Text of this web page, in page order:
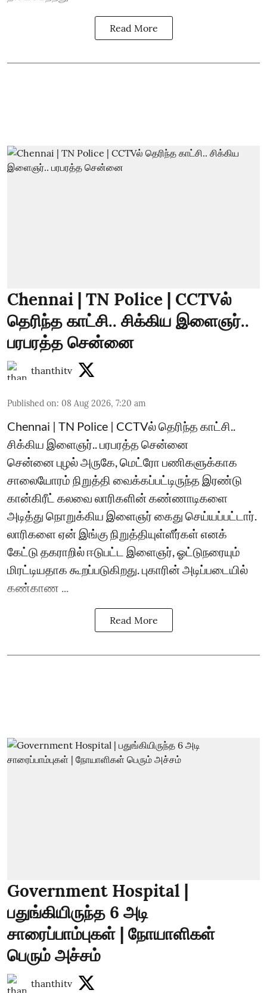
Read More
Chennai | TN Police | CCTVல்
தெரிந்த காட்சி.. சிக்கிய இளைஞர்..
பரபரத்த சென்னை
thanthitv
Published on: 08 Aug 2026, 7:20 am
Chennai | TN Police | CCTVல் தெரிந்த காட்சி..
சிக்கிய இளைஞர்.. பரபரத்த சென்னை
சென்னை புழல் அருகே, மெட்ரோ பணிகளுக்காக
சாலையோரம் நிறுத்தி வைக்கப்பட்டிருந்த இரண்டு
கான்கிரீட் கலவை லாரிகளின் கண்ணாடிகளை
அடித்து நொறுக்கிய இளைஞர் கைது செய்யப்பட்டார்.
லாரிகளை ஏன் இங்கு நிறுத்தியுள்ளீர்கள் எனக்
கேட்டு தகராறில் ஈடுபட்ட இளைஞர், ஓட்டுநரையும்
மிரட்டியதாக கூறப்படுகிறது. புகாரின் அடிப்படையில்
கண்காண ...
Read More
Government Hospital |
பதுங்கியிருந்த 6 அடி
சாரைப்பாம்புகள் | நோயாளிகள்
பெரும் அச்சம்
thanthitv